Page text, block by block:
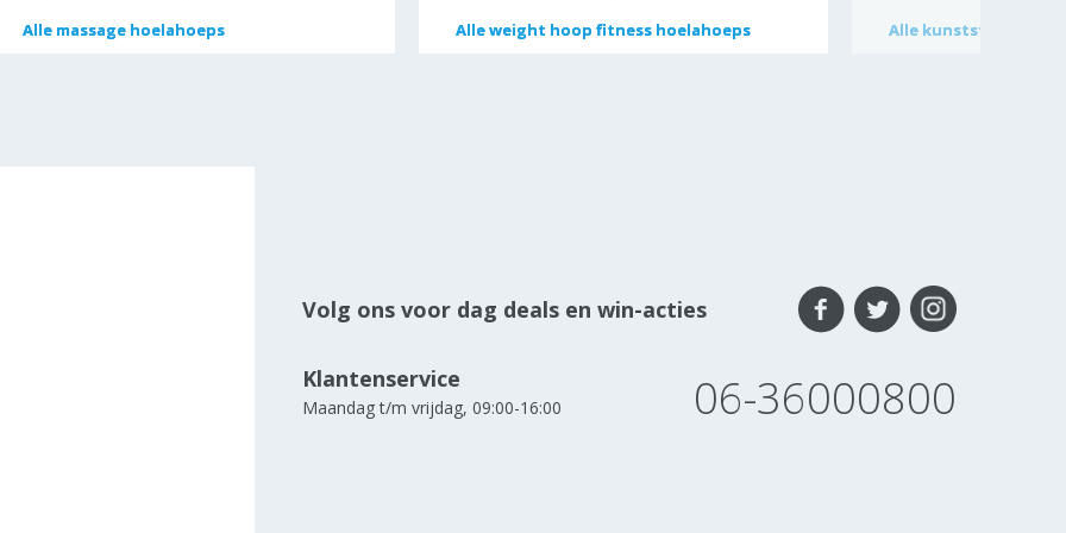
Alle massage hoelahoeps
Alle massage hoelahoeps Alleweight hoop fitness hoelahoeps
Alleweight hoop fitness hoelahoeps Alle kunststof
Alle kunststof
Volg ons voor dag deals en win-acties
Klantenservice
Maandag t/m vrijdag, 09:00-16:00 06-36000800